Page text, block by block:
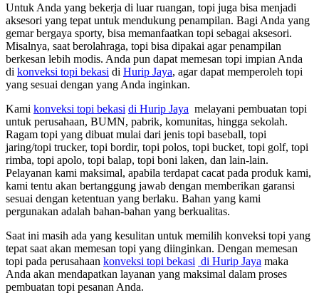
Untuk Anda yang bekerja di luar ruangan, topi juga bisa menjadi
aksesori yang tepat untuk mendukung penampilan. Bagi Anda yang
gemar bergaya sporty, bisa memanfaatkan topi sebagai aksesori.
Misalnya, saat berolahraga, topi bisa dipakai agar penampilan
berkesan lebih modis. Anda pun dapat memesan topi impian Anda
di konveksi topi bekasi di Hurip Jaya, agar dapat memperoleh topi
yang sesuai dengan yang Anda inginkan.
Kami konveksi topi bekasi di Hurip Jaya melayani pembuatan topi
untuk perusahaan, BUMN, pabrik, komunitas, hingga sekolah.
Ragam topi yang dibuat mulai dari jenis topi baseball, topi
jaring/topi trucker, topi bordir, topi polos, topi bucket, topi golf, topi
rimba, topi apolo, topi balap, topi boni laken, dan lain-lain.
Pelayanan kami maksimal, apabila terdapat cacat pada produk kami,
kami tentu akan bertanggung jawab dengan memberikan garansi
sesuai dengan ketentuan yang berlaku. Bahan yang kami
pergunakan adalah bahan-bahan yang berkualitas.
Saat ini masih ada yang kesulitan untuk memilih konveksi topi yang
tepat saat akan memesan topi yang diinginkan. Dengan memesan
topi pada perusahaan konveksi topi bekasi di Hurip Jaya maka
Anda akan mendapatkan layanan yang maksimal dalam proses
pembuatan topi pesanan Anda.